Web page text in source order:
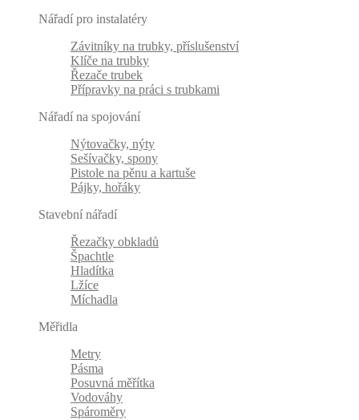
Nářadí pro instalatéry
Závitníky na trubky, příslušenství
Klíče na trubky
Řezače trubek
Přípravky na práci s trubkami
Nářadí na spojování
Nýtovačky, nýty
Sešívačky, spony
Pistole na pěnu a kartuše
Pájky, hořáky
Stavební nářadí
Řezačky obkladů
Špachtle
Hladítka
Lžíce
Míchadla
Měřidla
Metry
Pásma
Posuvná měřítka
Vodováhy
Spároměry